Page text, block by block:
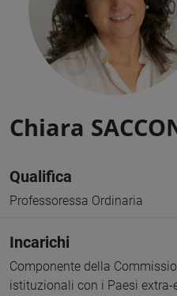
Chiara
Qualifica
Professoressa Ordinaria
Incarichi
Componente della
istituzionali con i Paesi extra-